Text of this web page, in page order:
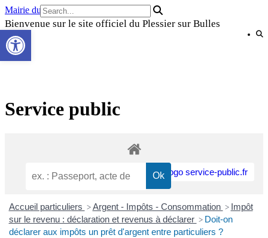
Skip
to
content
Mairie du Plessier sur Bulles
Bienvenue sur le site officiel du Plessier sur Bulles
Service public
Accueil particuliers > Argent - Impôts - Consommation > Impôt
sur le revenu : déclaration et revenus à déclarer > Doit-on
déclarer aux impôts un prêt d'argent entre particuliers ?
Ouvrir la barre d’outils